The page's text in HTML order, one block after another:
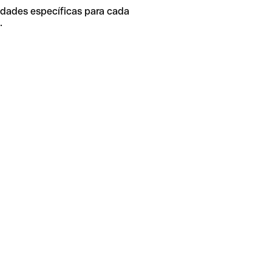
específicas para cada